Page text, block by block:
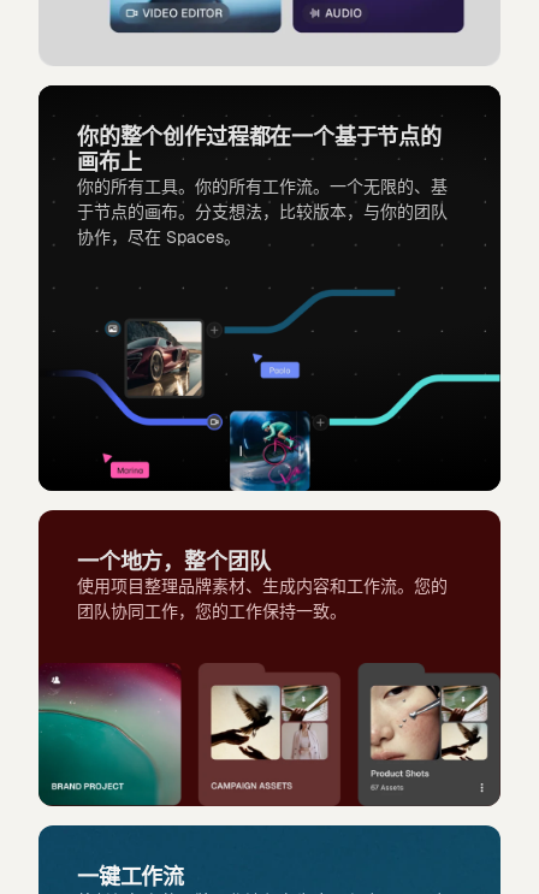
你的整个创作过程都在一个基于节点的
画布上
你的所有工具。你的所有工作流。一个无限的、基
于节点的画布。分支想法，比较版本，与你的团队
协作，尽在 Spaces。
一个地方，整个团队
使用项目整理品牌素材、生成内容和工作流。您的
团队协同工作，您的工作保持一致。
一键工作流